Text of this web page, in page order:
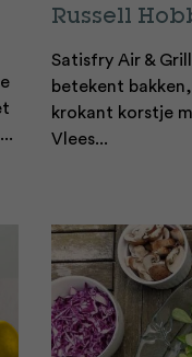
Russell
Satisfry Air &
betekent
krokant korstje
Vlees...